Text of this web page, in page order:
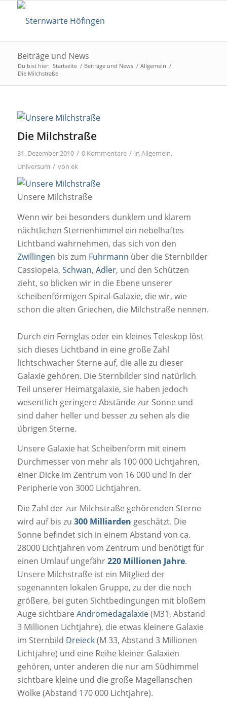
Beiträge und News
Du bist hier: Startseite / Beiträge und News / Allgemein /
Die Milchstraße
Die Milchstraße
31. Dezember 2010 / 0 Kommentare / in Allgemein,
Universum / von ek
Unsere Milchstraße
Wenn wir bei besonders dunklem und klarem
nächtlichen Sternenhimmel ein nebelhaftes
Lichtband wahrnehmen, das sich von den
Zwillingen bis zum Fuhrmann über die Sternbilder
Cassiopeia, Schwan, Adler, und den Schützen
zieht, so blicken wir in die Ebene unserer
scheibenförmigen Spiral-Galaxie, die wir, wie
schon die alten Griechen, die Milchstraße nennen.
Durch ein Fernglas oder ein kleines Teleskop löst
sich dieses Lichtband in eine große Zahl
lichtschwacher Sterne auf, die alle zu dieser
Galaxie gehören. Die Sternbilder sind natürlich
Teil unserer Heimatgalaxie, sie haben jedoch
wesentlich geringere Abstände zur Sonne und
sind daher heller und besser zu sehen als die
übrigen Sterne.
Unsere Galaxie hat Scheibenform mit einem
Durchmesser von mehr als 100 000 Lichtjahren,
einer Dicke im Zentrum von 16 000 und in der
Peripherie von 3000 Lichtjahren.
Die Zahl der zur Milchstraße gehörenden Sterne
wird auf bis zu 300 Milliarden geschätzt. Die
Sonne befindet sich in einem Abstand von ca.
28000 Lichtjahren vom Zentrum und benötigt für
einen Umlauf ungefähr220 Millionen Jahre.
Unsere Milchstraße ist ein Mitglied der
sogenannten lokalen Gruppe, zu der die noch
größere, bei guten Sichtbedingungen mit bloßem
Auge sichtbare Andromedagalaxie(M31, Abstand
3 Millionen Lichtjahre), die etwas kleinere Galaxie
im Sternbild Dreieck(M 33, Abstand 3 Millionen
Lichtjahre) und eine Reihe kleiner Galaxien
gehören, unter anderen die nur am Südhimmel
sichtbare kleine und die große Magellanschen
Wolke (Abstand 170 000 Lichtjahre).